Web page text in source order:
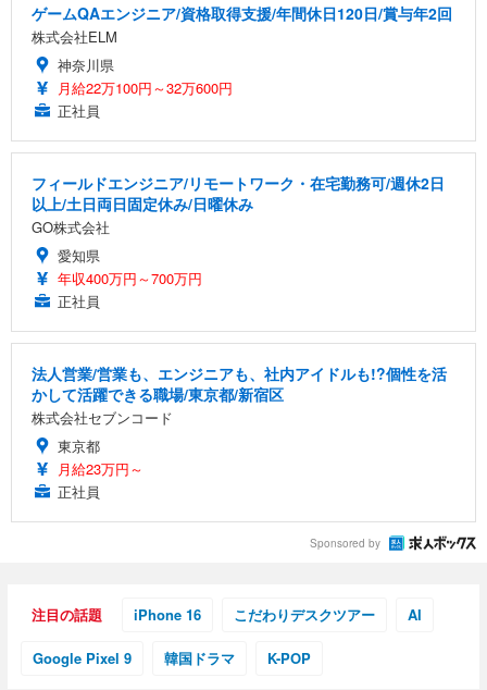
ゲームQAエンジニア/資格取得支援/年間休日120日/賞与年2回
株式会社ELM
神奈川県
月給22万100円～32万600円
正社員
フィールドエンジニア/リモートワーク・在宅勤務可/週休2日
以上/土日両日固定休み/日曜休み
GO株式会社
愛知県
年収400万円～700万円
正社員
法人営業/営業も、エンジニアも、社内アイドルも!?個性を活
かして活躍できる職場/東京都/新宿区
株式会社セブンコード
東京都
月給23万円～
正社員
Sponsored by
注目の話題 iPhone 16 こだわりデスクツアー AI
Google Pixel 9 韓国ドラマ K-POP